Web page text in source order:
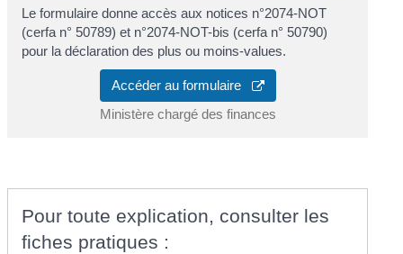
Le formulaire donne accès aux notices n°2074-NOT
(cerfa n° 50789) et n°2074-NOT-bis (cerfa n° 50790)
pour la déclaration des plus ou moins-values.
Accéder au formulaire
Ministère chargé des finances
Pour toute explication, consulter les
fiches pratiques :